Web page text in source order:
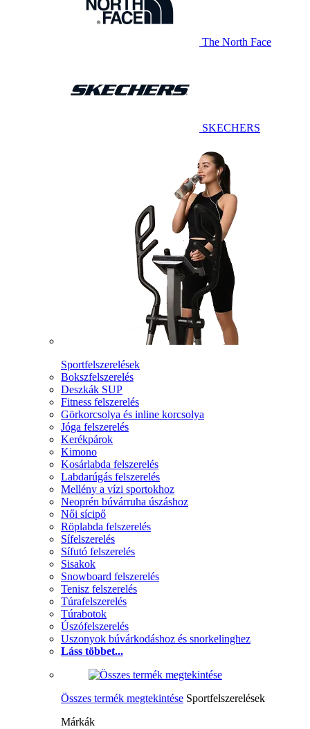
The North Face
SKECHERS
Sportfelszerelések
Bokszfelszerelés
Deszkák SUP
Fitness felszerelés
Görkorcsolya és inline korcsolya
Jóga felszerelés
Kerékpárok
Kimono
Kosárlabda felszerelés
Labdarúgás felszerelés
Mellény a vízi sportokhoz
Neoprén búvárruha úszáshoz
Női sícipő
Röplabda felszerelés
Sífelszerelés
Sífutó felszerelés
Sisakok
Snowboard felszerelés
Tenisz felszerelés
Túrafelszerelés
Túrabotok
Úszófelszerelés
Uszonyok búvárkodáshoz és snorkelinghez
Láss többet...
Összes termék megtekintése Sportfelszerelések
Márkák